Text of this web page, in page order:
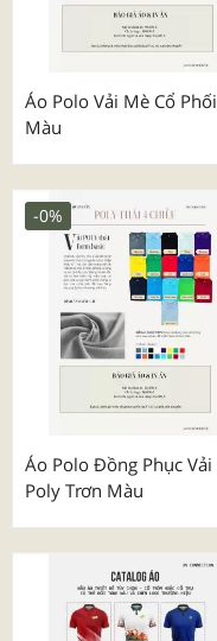
Áo Polo Vải Mè Cổ Phối
Màu
Áo Polo Đồng Phục Vải
Poly Trơn Màu
-0%